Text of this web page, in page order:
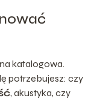
katalogowa.
potrzebujesz: czy
, akustyka, czy